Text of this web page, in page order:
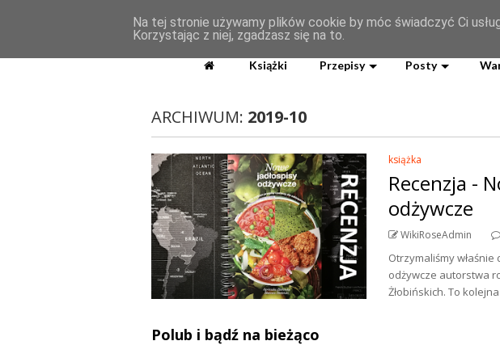
MENU WikiRose blog
Książki Przepisy Posty
ARCHIWUM: 2019-10
książka
Recenzja -
odżywcze
WikiRoseAdmin
Otrzymaliśmy
odżywcze autorstwa
Żłobińskich. To
Polub i bądź na bieżąco
Na tej stronie używamy plików cookie by móc świadczyć Ci
Korzystając z niej, zgadzasz się na to.